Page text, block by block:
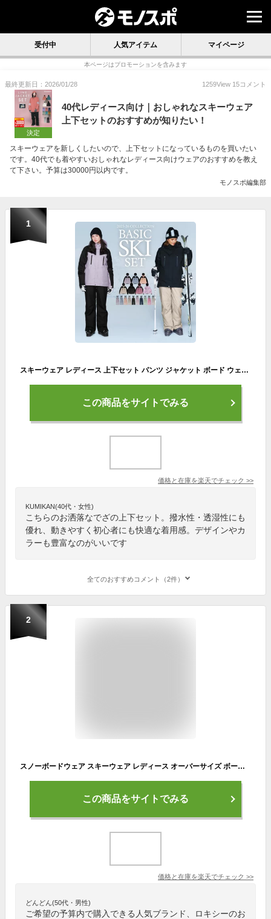
受付中 人気アイテム マイページ
本ページはプロモーションを含みます
最終更新日：2026/01/28 1259View 15コメント
決定
40代レディース向け｜おしゃれなスキーウェア
上下セットのおすすめが知りたい！
スキーウェアを新しくしたいので、上下セットになっているものを買いたい
です。40代でも着やすいおしゃれなレディース向けウェアのおすすめを教え
て下さい。予算は30000円以内です。
モノスポ編集部
1
スキーウェア レディース 上下セット パンツ ジャケット ボード ウェア スノボ ウェア スノーボードウェア ウェア スノー ウェア ウエア おしゃれ かわいい 下 スノーボード スキー アウトドア 保温 中綿 撥水 防風 防寒 着 耐水 ICSKI-827 《LDY》
この商品をサイトでみる
価格と在庫を楽天でチェック >>
KUMIKAN(40代・女性)
こちらのお洒落なでざの上下セット。撥水性・透湿性にも
優れ、動きやすく初心者にも快適な着用感。デザインやカ
ラーも豊富なのがいいです
全てのおすすめコメント（2件）
2
スノーボードウェア スキーウェア レディース オーバーサイズ ボードウェア スノボウェア 上下セット スノボ ウェア スノーボード スノボー スキー スノボーウェア スノーウェア ジャケット パンツ おしゃれ 激安 ROXY ロキシー RXS-CSET
この商品をサイトでみる
価格と在庫を楽天でチェック >>
どんどん(50代・男性)
ご希望の予算内で購入できる人気ブランド、ロキシーのお